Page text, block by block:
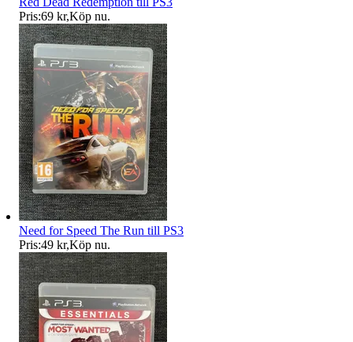
Pris:69 kr,Köp nu.
Need for Speed The Run till PS3
Pris:49 kr,Köp nu.